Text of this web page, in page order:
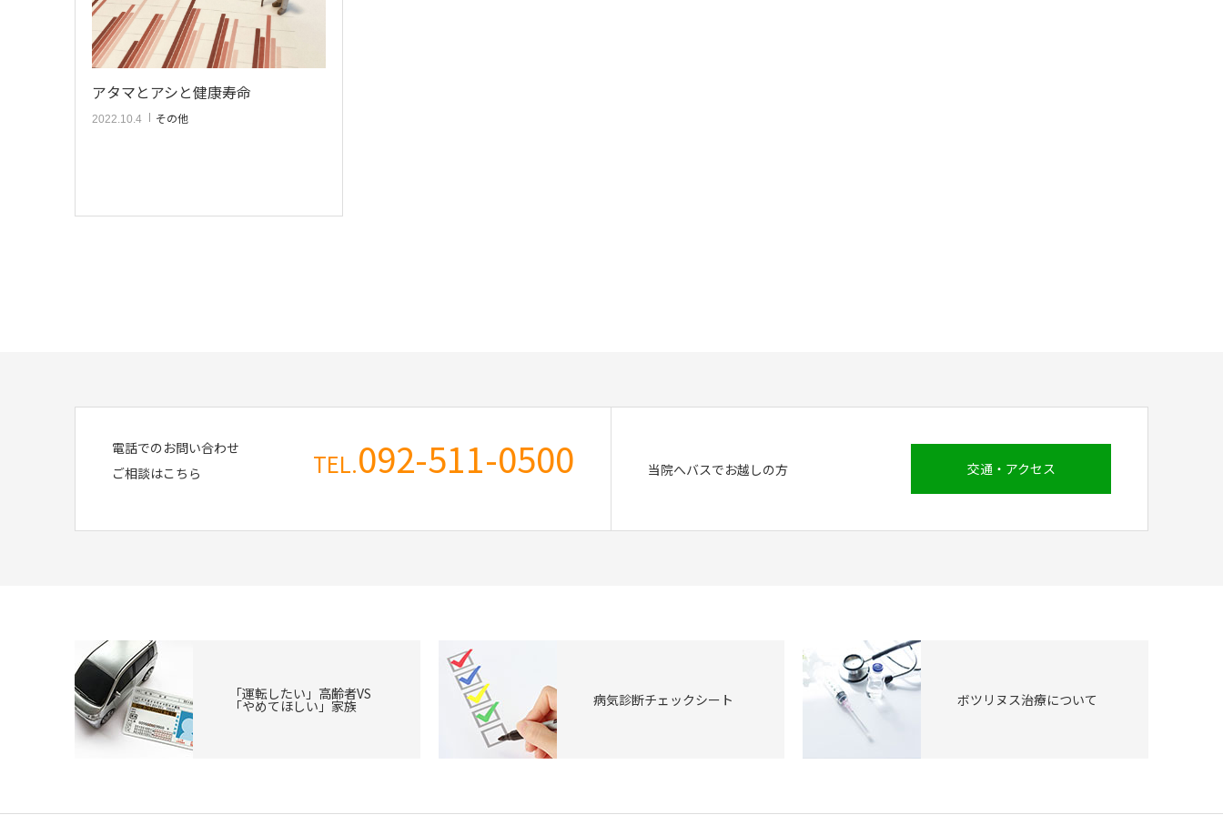
アタマとアシと健康寿命
2022.10.4 その他
電話でのお問い合わせ
ご相談はこちら
TEL.092-511-0500 当院へバスでお越しの方 交通・アクセス
「運転したい」高齢者VS
「やめてほしい」家族 病気診断チェックシート ボツリヌス治療について